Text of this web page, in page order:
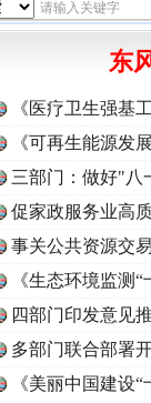
东
《医疗卫生强基
《可再生能源发
三部门：做好"八
促家政服务业高
事关公共资源交
《生态环境监测
读
四部门印发意见
多部门联合部署
《美丽中国建设